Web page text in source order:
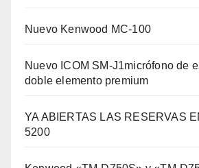
Nuevo Kenwood MC-100
Nuevo ICOM SM-J1micrófono de
doble elemento premium
YA ABIERTAS LAS RESERVAS
5200